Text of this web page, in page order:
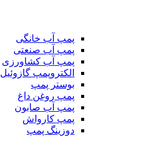
پمپ آب خانگی
پمپ آب صنعتی
پمپ آب کشاورزی
الکتروپمپ گازوئیل
بوستر پمپ
پمپ روغن داغ
پمپ آب صابون
پمپ کارواش
دوزینگ پمپ